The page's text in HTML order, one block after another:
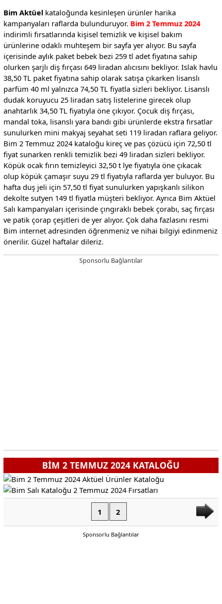
Bim Aktüelkataloğunda kesinleşen ürünler harika
kampanyaları raflarda bulunduruyor. Bim 2 Temmuz 2024
indirimli fırsatlarında kişisel temizlik ve kişisel bakım
ürünlerine odaklı muhteşem bir sayfa yer alıyor. Bu sayfa
içerisinde aylık paket bebek bezi 259 tl adet fiyatına sahip
olurken şarjlı diş fırçası 649 liradan alıcısını bekliyor. Islak havlu
38,50 TL paket fiyatına sahip olarak satışa çıkarken lisanslı
parfüm 40 ml yalnızca 74,50 TL fiyatla sizleri bekliyor. Lisanslı
dudak koruyucu 25 liradan satış listelerine girecek olup
anahtarlık 34,50 TL fiyatıyla öne çıkıyor. Çocuk diş fırçası,
mandal toka, lisanslı yara bandı gibi ürünlerde ekstra fırsatlar
sunulurken mini makyaj seyahat seti 119 liradan raflara geliyor.
Bim 2 Temmuz 2024 kataloğu kireç ve pas çözücü için 72,50 tl
fiyat sunarken renkli temizlik bezi 49 liradan sizleri bekliyor.
Köpük ocak fırın temizleyici 32,50 t lye fiyatıyla öne çıkacak
olup köpük çamaşır suyu 29 tl fiyatıyla raflarda yer buluyor. Bu
hafta duş jeli için 57,50 tl fiyat sunulurken yapışkanlı silikon
dekolte sutyen 149 tl fiyatla müşteri bekliyor. Ayrıca Bim Aktüel
Salı kampanyaları içerisinde çıngıraklı bebek çorabı, saç fırçası
ve patik çorap çeşitleri de yer alıyor. Çok daha fazlasını resmi
Bim internet adresinden öğrenmeniz ve nihai bilgiyi edinmeniz
önerilir. Güzel haftalar dileriz.
Sponsorlu Bağlantılar
BİM 2 TEMMUZ 2024 KATALOĞU
1 2
Sponsorlu Bağlantılar